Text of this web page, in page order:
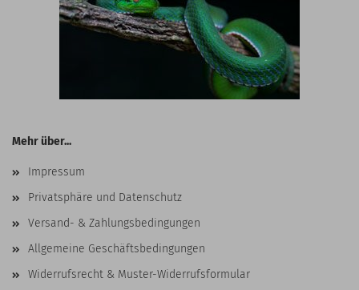
Mehr über...
Impressum
Privatsphäre und Datenschutz
Versand- & Zahlungsbedingungen
Allgemeine Geschäftsbedingungen
Widerrufsrecht & Muster-Widerrufsformular